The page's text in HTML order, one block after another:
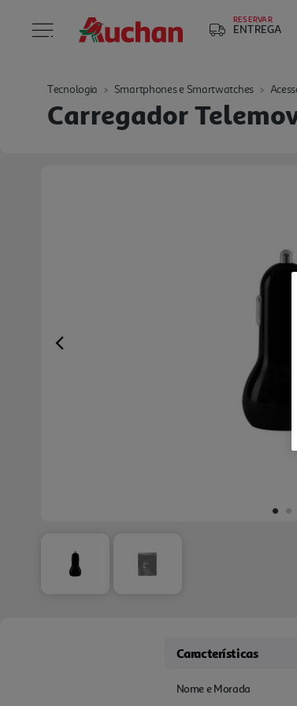
RESERVAR
ENTREGA
Tecnologia Smartphones e Smartwatches
Carregador
Previous
Características
Nome e Morada